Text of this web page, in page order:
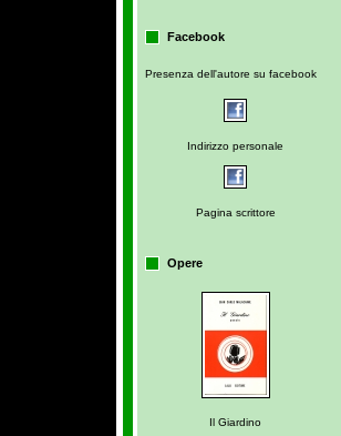
Facebook
Presenza dell'autore su facebook
Indirizzo personale
Pagina scrittore
Opere
Il Giardino